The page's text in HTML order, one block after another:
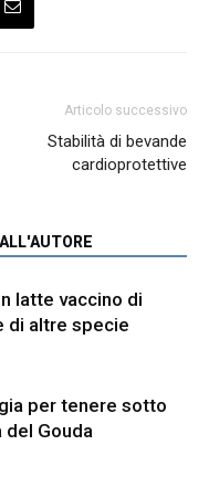
Articolo successivo
Stabilità di bevande
cardioprotettive
latte vaccino di
di altre specie
per tenere sotto
del Gouda